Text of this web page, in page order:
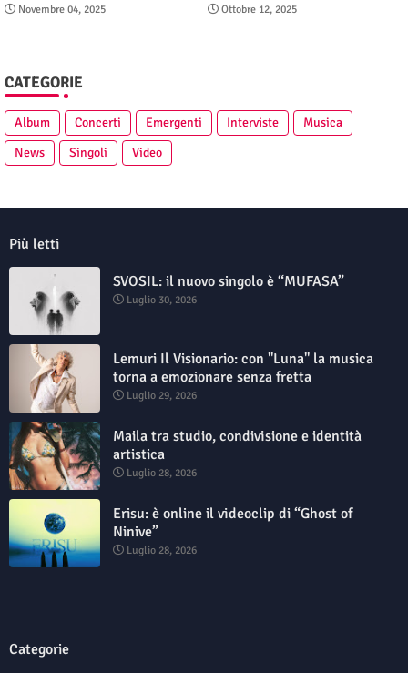
Novembre 04, 2025 Ottobre 12, 2025
CATEGORIE
Album Concerti Emergenti Interviste
Musica
News
Singoli Video
Più letti
SVOSIL: il nuovo singolo è “MUFASA”
Luglio 30, 2026
Lemuri Il Visionario: con "Luna" la musica
torna a emozionare senza fretta
Luglio 29, 2026
Maila tra studio, condivisione e identità
artistica
Luglio 28, 2026
Erisu: è online il videoclip di “Ghost of
Ninive”
Luglio 28, 2026
Categorie